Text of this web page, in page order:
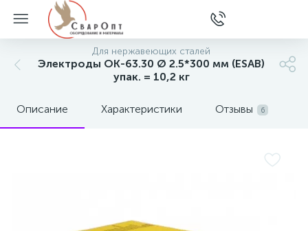
Для нержавеющих сталей
Электроды ОК-63.30 Ø 2.5*300 мм (ESAB)
упак. = 10,2 кг
Описание Характеристики Отзывы 6